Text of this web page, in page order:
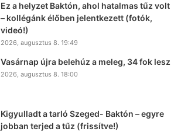
Ez a helyzet Baktón, ahol hatalmas tűz volt
– kollégánk élőben jelentkezett (fotók,
videó!)
2026, augusztus 8. 19:49
Vasárnap újra belehúz a meleg, 34 fok lesz
2026, augusztus 8. 18:00
Kigyulladt a tarló Szeged- Baktón – egyre
jobban terjed a tűz (frissítve!)